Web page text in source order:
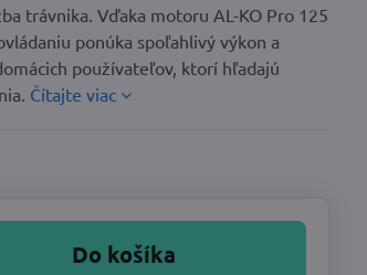
trávnika. Vďaka motoru AL-KO Pro 125
ponúka spoľahlivý výkon a
používateľov, ktorí hľadajú
Čítajte viac
Do košíka